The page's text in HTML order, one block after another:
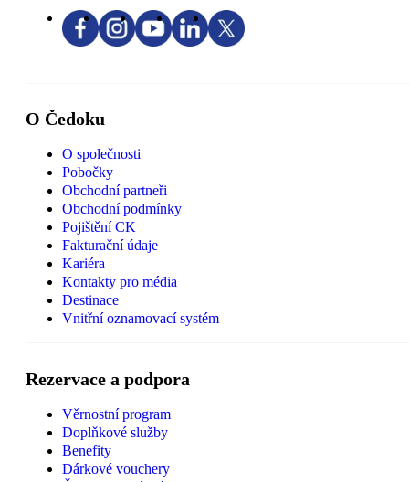
O Čedoku
O společnosti
Pobočky
Obchodní partneři
Obchodní podmínky
Pojištění CK
Fakturační údaje
Kariéra
Kontakty pro média
Destinace
Vnitřní oznamovací systém
Rezervace a podpora
Věrnostní program
Doplňkové služby
Benefity
Dárkové vouchery